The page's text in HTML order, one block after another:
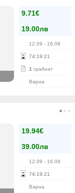
9.71€
19.00лв
12.09 - 16.08
74:19:21
1 грабнат
Варна
19.94€
39.00лв
12.09 - 16.08
74:19:21
Варна